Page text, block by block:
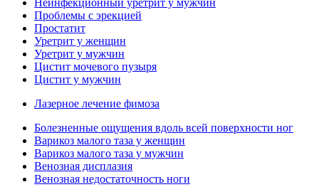
Неинфекционный уретрит у мужчин
Проблемы с эрекцией
Простатит
Уретрит у женщин
Уретрит у мужчин
Цистит мочевого пузыря
Цистит у мужчин
Лазерное лечение фимоза
Болезненные ощущения вдоль всей поверхности ног
Варикоз малого таза у женщин
Варикоз малого таза у мужчин
Венозная дисплазия
Венозная недостаточность ноги